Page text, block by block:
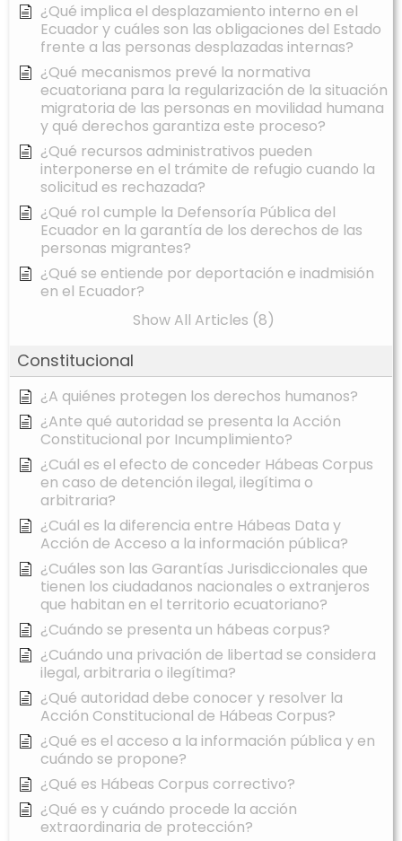
¿Qué implica el desplazamiento interno en el
Ecuador y cuáles son las obligaciones del Estado
frente a las personas desplazadas internas?
¿Qué mecanismos prevé la normativa
ecuatoriana para la regularización de la situación
migratoria de las personas en movilidad humana
y qué derechos garantiza este proceso?
¿Qué recursos administrativos pueden
interponerse en el trámite de refugio cuando la
solicitud es rechazada?
¿Qué rol cumple la Defensoría Pública del
Ecuador en la garantía de los derechos de las
personas migrantes?
¿Qué se entiende por deportación e inadmisión
en el Ecuador?
Show All Articles (8)
Constitucional
¿A quiénes protegen los derechos humanos?
¿Ante qué autoridad se presenta la Acción
Constitucional por Incumplimiento?
¿Cuál es el efecto de conceder Hábeas Corpus
en caso de detención ilegal, ilegítima o
arbitraria?
¿Cuál es la diferencia entre Hábeas Data y
Acción de Acceso a la información pública?
¿Cuáles son las Garantías Jurisdiccionales que
tienen los ciudadanos nacionales o extranjeros
que habitan en el territorio ecuatoriano?
¿Cuándo se presenta un hábeas corpus?
¿Cuándo una privación de libertad se considera
ilegal, arbitraria o ilegítima?
¿Qué autoridad debe conocer y resolver la
Acción Constitucional de Hábeas Corpus?
¿Qué es el acceso a la información pública y en
cuándo se propone?
¿Qué es Hábeas Corpus correctivo?
¿Qué es y cuándo procede la acción
extraordinaria de protección?